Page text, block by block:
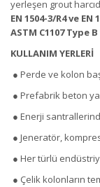
yerleşen grout
EN 1504-3/R4 ve EN
ASTM C1107 Type
KULLANIM YERLERİ
● Perde ve kolon
● Prefabrik beton
● Enerji
● Jeneratör,
● Her türlü
● Çelik kolonların